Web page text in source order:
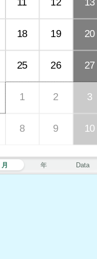
月 年 Data
11 12 13
18 19 20
25 26 27
1 2 3
8 9 10